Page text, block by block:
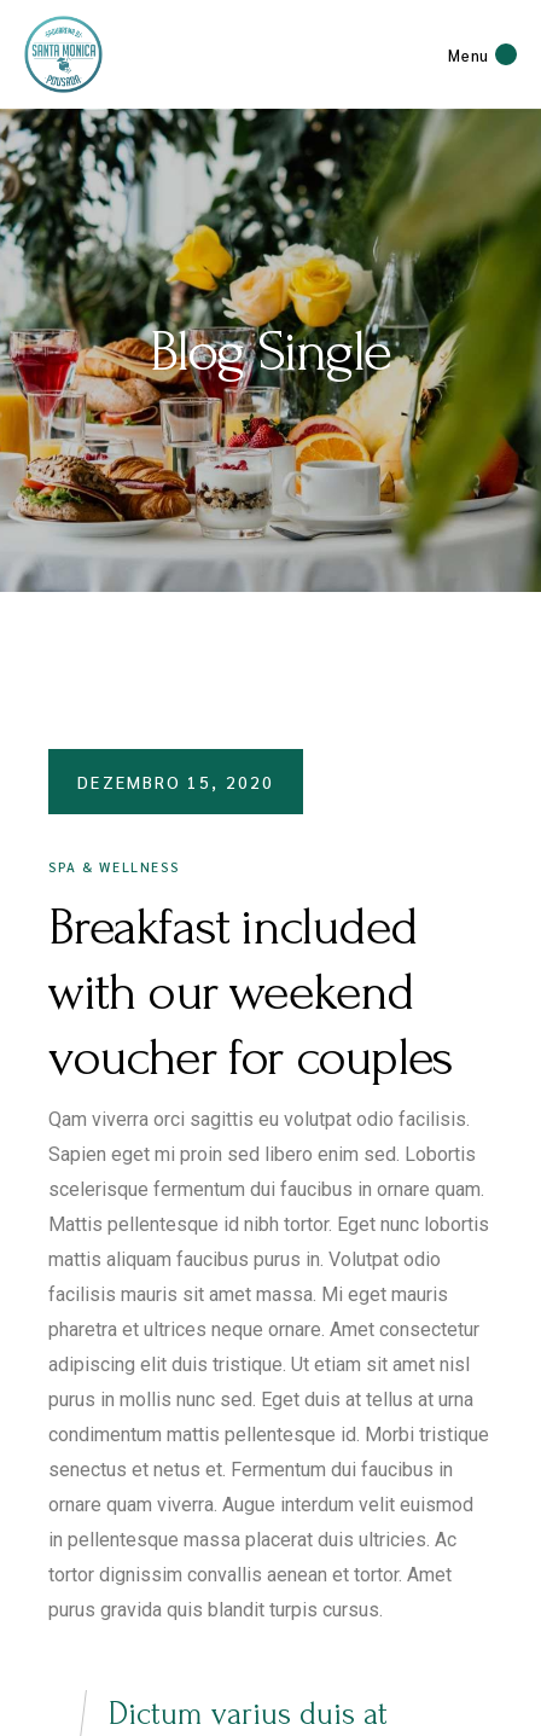
Menu
Blog Single
DEZEMBRO 15, 2020
SPA & WELLNESS
Breakfast included
with our weekend
voucher for couples
Qam viverra orci sagittis eu volutpat odio facilisis.
Sapien eget mi proin sed libero enim sed. Lobortis
scelerisque fermentum dui faucibus in ornare quam.
Mattis pellentesque id nibh tortor. Eget nunc lobortis
mattis aliquam faucibus purus in. Volutpat odio
facilisis mauris sit amet massa. Mi eget mauris
pharetra et ultrices neque ornare. Amet consectetur
adipiscing elit duis tristique. Ut etiam sit amet nisl
purus in mollis nunc sed. Eget duis at tellus at urna
condimentum mattis pellentesque id. Morbi tristique
senectus et netus et. Fermentum dui faucibus in
ornare quam viverra. Augue interdum velit euismod
in pellentesque massa placerat duis ultricies. Ac
tortor dignissim convallis aenean et tortor. Amet
purus gravida quis blandit turpis cursus.
Dictum varius duis at